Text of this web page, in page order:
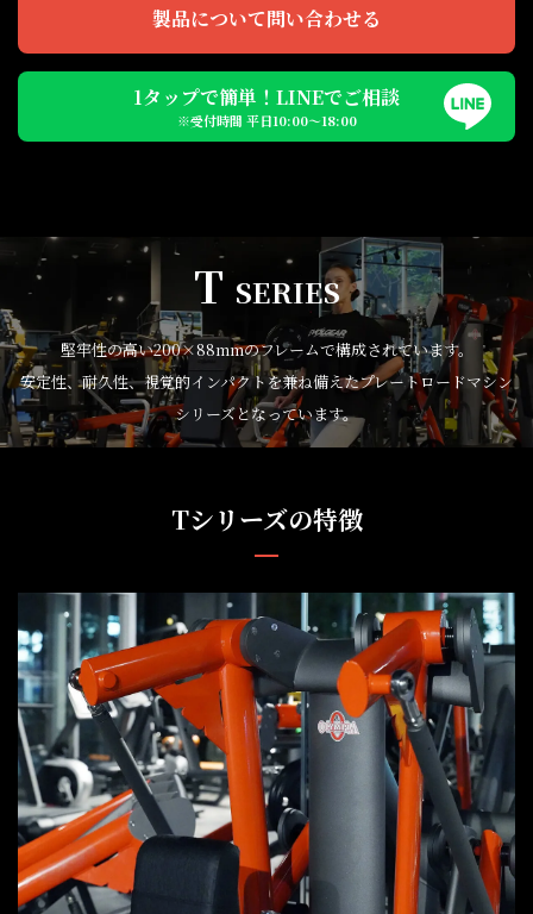
製品について問い合わせる
1タップで簡単！LINEでご相談
※受付時間 平日10:00〜18:00
T SERIES
堅牢性の高い200×88mmのフレームで構成されています。
安定性、耐久性、視覚的インパクトを兼ね備えたプレートロードマシン
シリーズとなっています。
Tシリーズの特徴